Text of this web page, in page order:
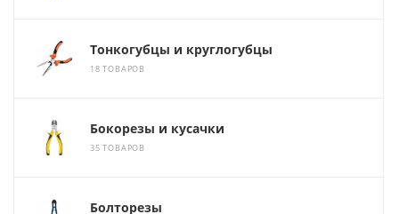
Тонкогубцы и круглогубцы
18 ТОВАРОВ
Бокорезы и кусачки
35 ТОВАРОВ
Болторезы